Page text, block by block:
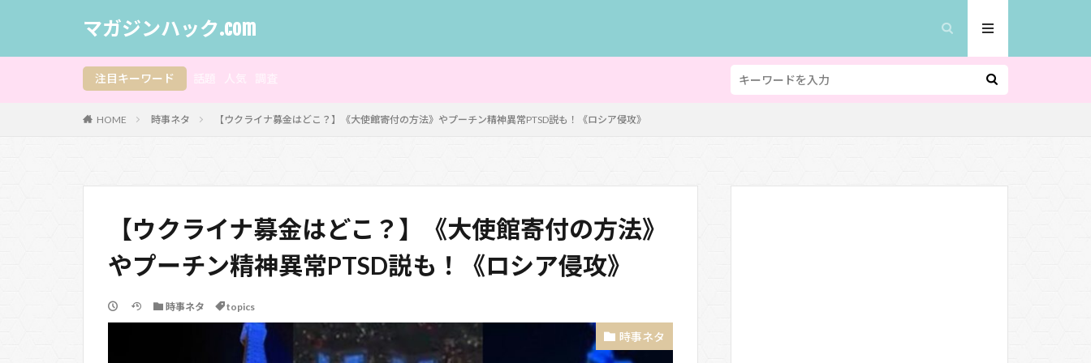
マガジンハック.com
注目キーワード
HOME 時事ネタ 【ウクライナ募金はどこ？】《大使館寄付の方法》やプーチン精神異常PTSD説も！《ロシア侵攻》
【ウクライナ募金はどこ？】《大使館寄付の方法》
やプーチン精神異常PTSD説も！《ロシア侵攻》
時事ネタ topics
時事ネタ